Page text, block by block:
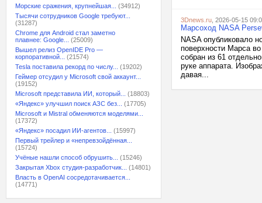
Морские сражения, крупнейшая...
(34912)
Тысячи сотрудников Google требуют...
(31287)
Chrome для Android стал заметно
плавнее: Google...
(25009)
Вышел релиз OpenIDE Pro —
корпоративной...
(21574)
Tesla поставила рекорд по числу...
(19202)
Геймер отсудил у Microsoft свой аккаунт...
(19152)
Microsoft представила ИИ, который...
(18803)
«Яндекс» улучшил поиск АЗС без...
(17705)
Microsoft и Mistral обменяются моделями...
(17372)
«Яндекс» посадил ИИ-агентов...
(15997)
Первый трейлер и «непревзойдённая...
(15724)
Учёные нашли способ обрушить...
(15246)
Закрытая Xbox студия-разработчик...
(14801)
Власть в OpenAI сосредотачивается...
(14771)
3Dnews.ru , 2026-05-15
Марсоход NASA
NASA опубликовало
поверхности Марса
собран из 61
руке аппарата.
давая...